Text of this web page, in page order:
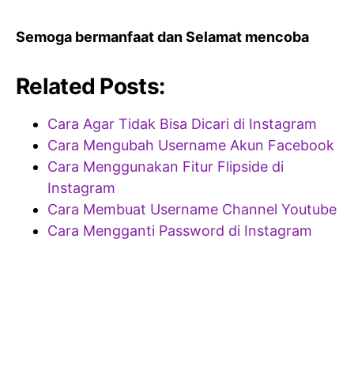
Semoga bermanfaat dan Selamat mencoba
Related Posts:
Cara Agar Tidak Bisa Dicari di Instagram
Cara Mengubah Username Akun Facebook
Cara Menggunakan Fitur Flipside di
Instagram
Cara Membuat Username Channel Youtube
Cara Mengganti Password di Instagram